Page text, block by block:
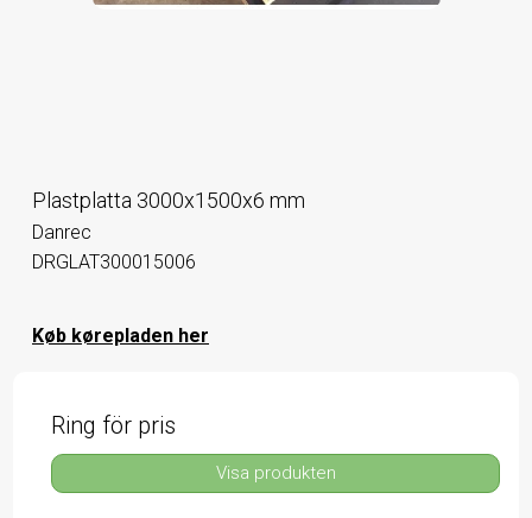
Plastplatta 3000x1500x6 mm
Danrec
DRGLAT300015006
Køb kørepladen her
Ring för pris
Visa produkten